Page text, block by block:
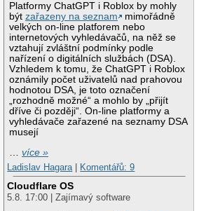
Platformy ChatGPT i Roblox by mohly
býtzařazeny na seznam
mimořádně
velkých on-line platforem nebo
internetových vyhledávačů, na něž se
vztahují zvláštní podmínky podle
nařízení o digitálních službách (DSA).
Vzhledem k tomu, že ChatGPT i Roblox
oznámily počet uživatelů nad prahovou
hodnotou DSA, je toto označení
„rozhodně možné“ a mohlo by „přijít
dříve či později“. On-line platformy a
vyhledávače zařazené na seznamy DSA
musejí
…více »
Ladislav Hagara| Komentářů: 9
Cloudflare OS
5.8. 17:00 | Zajímavý software